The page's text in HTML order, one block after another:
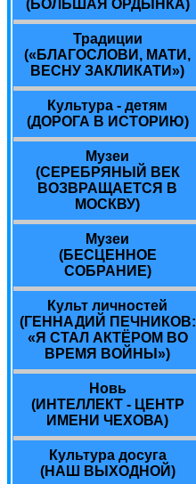
(БОЛЬШАЯ ОРДЫНКА)
Традиции
(«БЛАГОСЛОВИ, МАТИ,
ВЕСНУ ЗАКЛИКАТИ»)
Культура - детям
(ДОРОГА В ИСТОРИЮ)
Музеи
(СЕРЕБРЯНЫЙ ВЕК
ВОЗВРАЩАЕТСЯ В
МОСКВУ)
Музеи
(БЕСЦЕННОЕ
СОБРАНИЕ)
Культ личностей
(ГЕННАДИЙ ПЕЧНИКОВ:
«Я СТАЛ АКТЁРОМ ВО
ВРЕМЯ ВОЙНЫ»)
Новь
(ИНТЕЛЛЕКТ - ЦЕНТР
ИМЕНИ ЧЕХОВА)
Культура досуга
(НАШ ВЫХОДНОЙ)